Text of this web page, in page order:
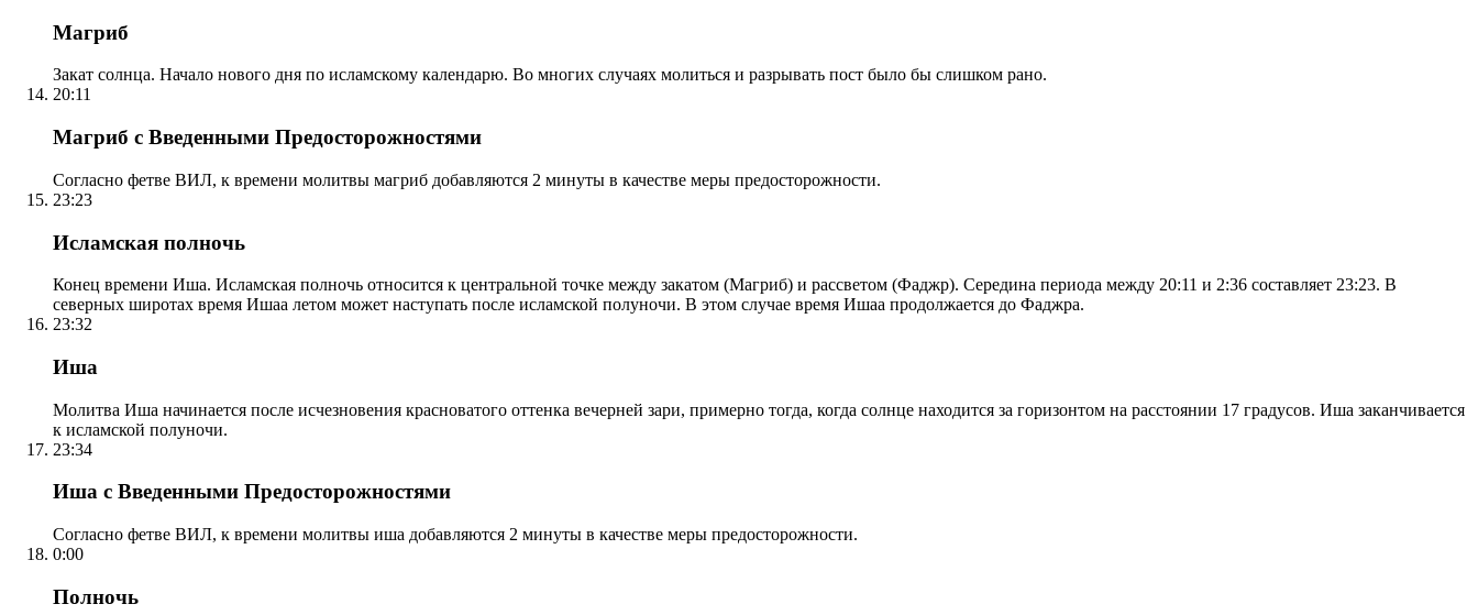
Магриб
Закат солнца. Начало нового дня по исламскому календарю. Во многих случаях молиться и разрывать пост было бы слишком рано.
20:11
Магриб с Введенными Предосторожностями
Согласно фетве ВИЛ, к времени молитвы магриб добавляются 2 минуты в качестве меры предосторожности.
23:23
Исламская полночь
Конец времени Иша. Исламская полночь относится к центральной точке между закатом (Магриб) и рассветом (Фаджр). Середина периода между 20:11 и 2:36 составляет 23:23. В
северных широтах время Ишаа летом может наступать после исламской полуночи. В этом случае время Ишаа продолжается до Фаджра.
23:32
Иша
Молитва Иша начинается после исчезновения красноватого оттенка вечерней зари, примерно тогда, когда солнце находится за горизонтом на расстоянии 17 градусов. Иша заканчивается
к исламской полуночи.
23:34
Иша с Введенными Предосторожностями
Согласно фетве ВИЛ, к времени молитвы иша добавляются 2 минуты в качестве меры предосторожности.
0:00
Полночь